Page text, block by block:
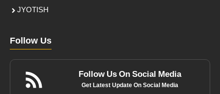
JYOTISH
Follow Us
Follow Us On Social Media
Get Latest Update On Social Media